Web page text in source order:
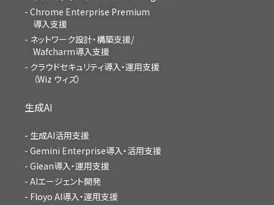
Chrome Enterprise Premium
導入支援
ネットワーク設計・構築支援/
Wafcharm導入支援
クラウドセキュリティ導入・運用支援
（Wiz ウィズ）
生成AI
生成AI活用支援
Gemini Enterprise導入・活用支援
Glean導入・運用支援
AIエージェント開発
Floyo AI導入・運用支援